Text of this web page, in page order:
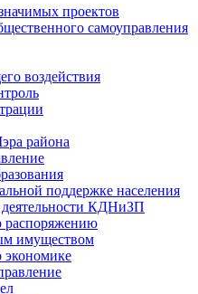
проектов
самоуправления
воздействия
района
поддержке населения
деятельности КДНиЗП
распоряжению
имуществом
экономике